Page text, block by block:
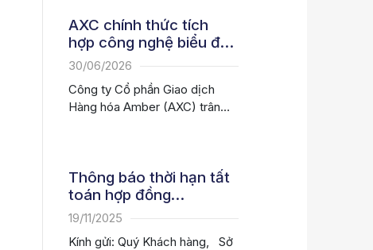
AXC chính thức tích
hợp công nghệ biểu đồ
tài chính hiện đại, nâng
tầm trải nghiệm giao
dịch hàng hóa phái sinh
30/06/2026
Công ty Cổ phần Giao dịch
Hàng hóa Amber (AXC) trân
Thông báo thời hạn tất
toán hợp đồng
19/11/2025
19/11/2025
Kính gửi: Quý Khách hàng, Sở